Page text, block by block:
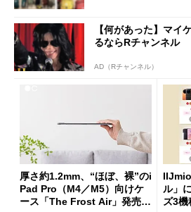
【何があった】マイ
るならRチャンネル
AD（Rチャンネル）
厚さ約1.2mm、“ほぼ、裸”のi
Pad Pro（M4／M5）向けケ
ース「The Frost Air」発売
ル」
ズ3